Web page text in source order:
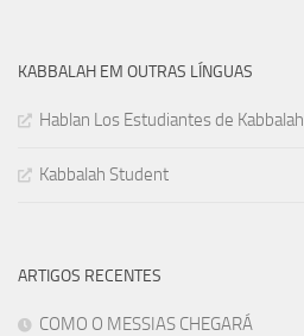
KABBALAH EM OUTRAS LÍNGUAS
Hablan Los Estudiantes de Kabbalah
Kabbalah Student
ARTIGOS RECENTES
COMO O MESSIAS CHEGARÁ